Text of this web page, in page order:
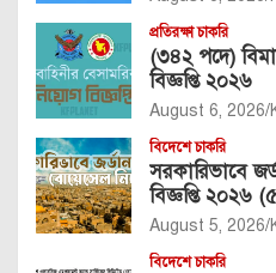
প্রতিরক্ষা চাকরি
(৩৪২ পদে)
বিজ্ঞপ্তি ২০২৬
August 6, 2026
বিদেশে চাকরি
সরকারিভাবে
বিজ্ঞপ্তি ২০২৬
August 5, 2026
বিদেশে চাকরি